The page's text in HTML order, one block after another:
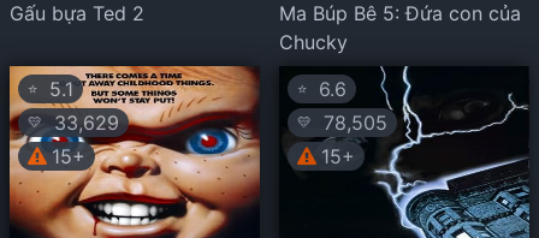
Gấu bựa Ted 2
Ma Búp Bê 5: Đứa con của
Chucky
⭐ 5.1
💛 33,629
15+
⭐ 6.6
💛
78,505
15+